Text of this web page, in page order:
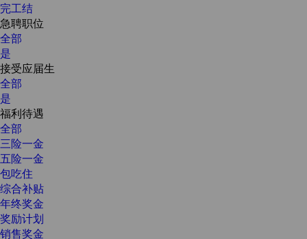
完工结
急聘职位
全部
是
接受应届生
全部
是
福利待遇
全部
三险一金
五险一金
包吃住
综合补贴
年终奖金
奖励计划
销售奖金